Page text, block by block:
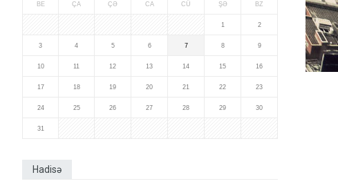
BE ÇA ÇƏ CA CÜ ŞƏ BZ
1 2
3 4 5 6 7 8 9
10 11 12 13 14 15 16
17 18 19 20 21 22 23
24 25 26 27 28 29 30
31
Hadisə